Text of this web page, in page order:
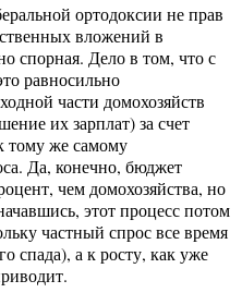
ортодоксии не прав
вложений в
спорная. Дело в том, что с
равносильно
части домохозяйств
их зарплат) за счет
тому же самому
Да, конечно, бюджет
чем домохозяйства, но
этот процесс потом
частный спрос все время
спада), а к росту, как уже